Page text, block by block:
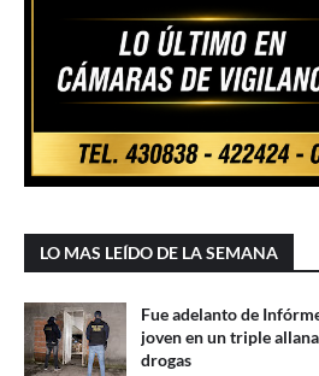
LO MAS LEÍDO DE LA SEMANA
Fue adelanto de
joven en un triple
drogas